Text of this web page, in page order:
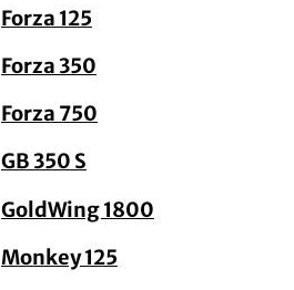
Forza 125
Forza 350
Forza 750
GB 350 S
GoldWing 1800
Monkey 125